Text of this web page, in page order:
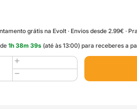
grátis na Evolt · Envios desde 2.99€ ·
de1h38m38s (até às 13:00) para receberes a